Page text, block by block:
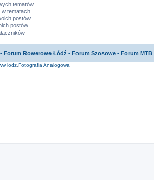
tematów
w tematach
postów
postów
Forum Rowerowe Łódź - Forum Szosowe - Forum MTB
lodz Fotografia Analogowa